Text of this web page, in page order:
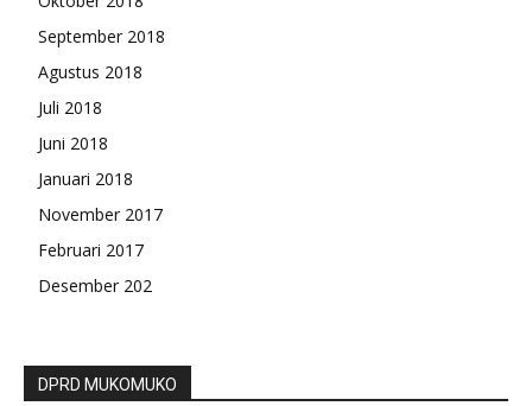
September 2018
Agustus 2018
Juli 2018
Juni 2018
Januari 2018
November 2017
Februari 2017
Desember 202
DPRD MUKOMUKO